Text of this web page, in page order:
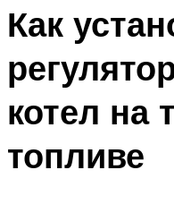
Как
котел на
топливе